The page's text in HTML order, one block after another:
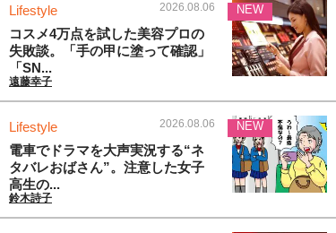
Lifestyle 2026.08.06
コスメ4万点を試した美容プロの
失敗談。「手の甲に塗って確認」
「SN...
遠藤幸子
NEW
Lifestyle 2026.08.06
電車でドラマを大声実況する“ネ
タバレおばさん”。注意した女子
高生の...
鈴木詩子
NEW